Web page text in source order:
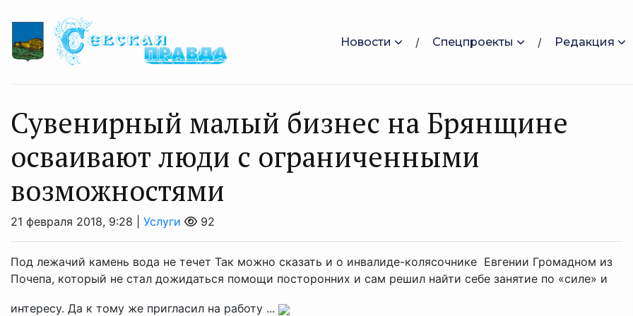
Новости Спецпроекты Редакция
Сувенирный малый бизнес на Брянщине
осваивают люди с ограниченными
возможностями
21 февраля 2018, 9:28 | Услуги 92
Под лежачий камень вода не течет Так можно сказать и о инвалиде-колясочнике Евгении Громадном из
Почепа, который не стал дожидаться помощи посторонних и сам решил найти себе занятие по «силе» и
интересу. Да к тому же пригласил на работу ...